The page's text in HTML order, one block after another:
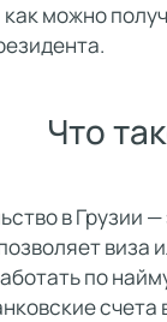
можно
Что
в Грузии
виза
по
счета